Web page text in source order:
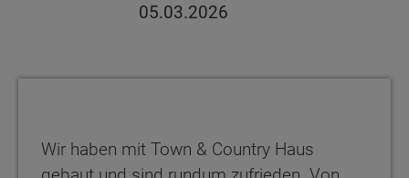
05.03.2026
Wir haben mit Town & Country Haus